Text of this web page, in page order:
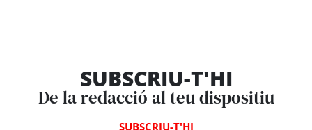
SUBSCRIU-T'HI
De la redacció al teu dispositiu
SUBSCRIU-T'HI